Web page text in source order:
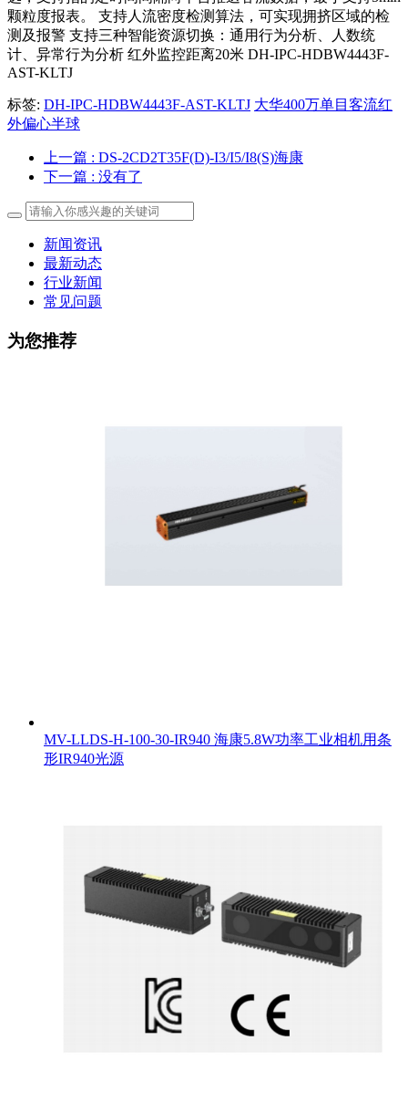
颗粒度报表。 支持人流密度检测算法，可实现拥挤区域的检
测及报警 支持三种智能资源切换：通用行为分析、人数统
计、异常行为分析 红外监控距离20米 DH-IPC-HDBW4443F-
AST-KLTJ
标签: DH-IPC-HDBW4443F-AST-KLTJ 大华400万单目客流红
外偏心半球
上一篇 : DS-2CD2T35F(D)-I3/I5/I8(S)海康
下一篇 : 没有了
新闻资讯
最新动态
行业新闻
常见问题
为您推荐
MV-LLDS-H-100-30-IR940 海康5.8W功率工业相机用条
形IR940光源